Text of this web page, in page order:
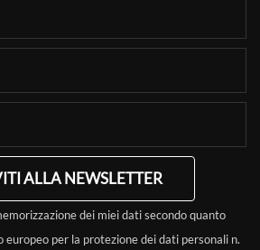
ALLA NEWSLETTER
dei miei dati secondo quanto
per la protezione dei dati personali n.